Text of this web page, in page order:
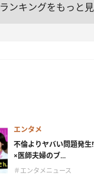
ランキングをもっと
エンタメ
不倫よりヤバい問題発
×医師夫婦のブ...
＃エンタメニュース